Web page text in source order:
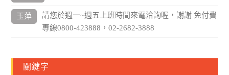
玉萍
請您於週一~週五上班時間來電洽詢喔，謝謝 免付費
專線0800-423888，02-2682-3888
關鍵字